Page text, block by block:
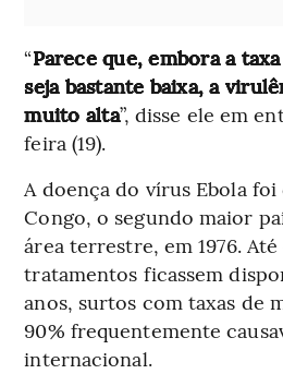
“Parece que, embora a
seja bastante baixa, a
muito alta”, disse ele em
feira (19).
A doença do vírus Ebola
Congo, o segundo maior
área terrestre, em 1976.
tratamentos ficassem
anos, surtos com taxas de
90% frequentemente
internacional.